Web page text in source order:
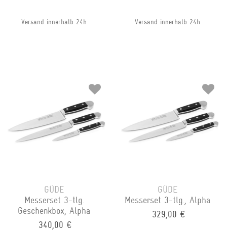
Versand innerhalb 24h Versand innerhalb 24h
GÜDE
Messerset 3-tlg.
Geschenkbox, Alpha
340,00 €
GÜDE
Messerset 3-tlg., Alpha
329,00 €